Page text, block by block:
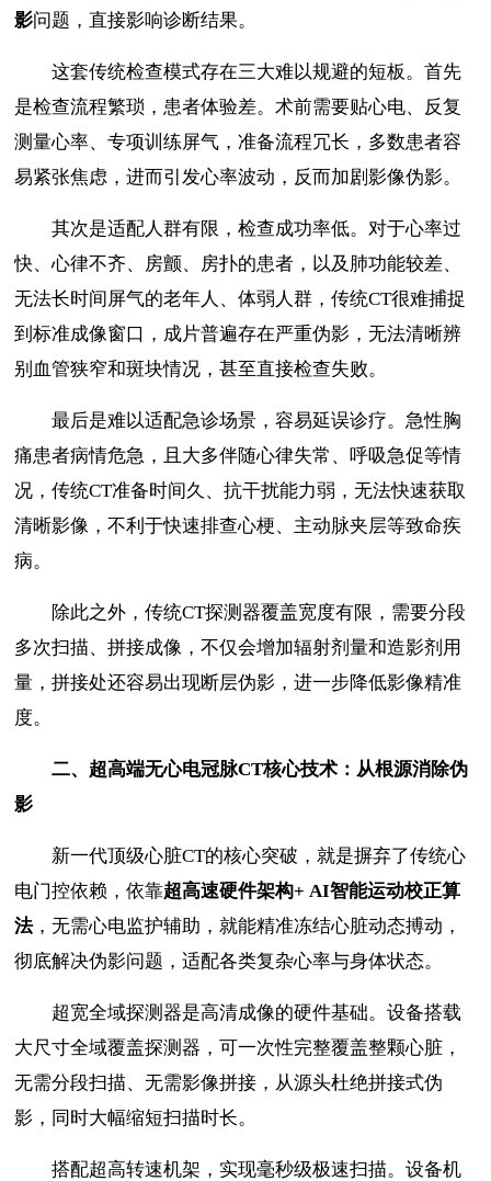
影问题，直接影响诊断结果。
这套传统检查模式存在三大难以规避的短板。首先
是检查流程繁琐，患者体验差。术前需要贴心电、反复
测量心率、专项训练屏气，准备流程冗长，多数患者容
易紧张焦虑，进而引发心率波动，反而加剧影像伪影。
其次是适配人群有限，检查成功率低。对于心率过
快、心律不齐、房颤、房扑的患者，以及肺功能较差、
无法长时间屏气的老年人、体弱人群，传统CT很难捕捉
到标准成像窗口，成片普遍存在严重伪影，无法清晰辨
别血管狭窄和斑块情况，甚至直接检查失败。
最后是难以适配急诊场景，容易延误诊疗。急性胸
痛患者病情危急，且大多伴随心律失常、呼吸急促等情
况，传统CT准备时间久、抗干扰能力弱，无法快速获取
清晰影像，不利于快速排查心梗、主动脉夹层等致命疾
病。
除此之外，传统CT探测器覆盖宽度有限，需要分段
多次扫描、拼接成像，不仅会增加辐射剂量和造影剂用
量，拼接处还容易出现断层伪影，进一步降低影像精准
度。
二、超高端无心电冠脉CT核心技术：从根源消除伪
影
新一代顶级心脏CT的核心突破，就是摒弃了传统心
电门控依赖，依靠超高速硬件架构+ AI智能运动校正算
法，无需心电监护辅助，就能精准冻结心脏动态搏动，
彻底解决伪影问题，适配各类复杂心率与身体状态。
超宽全域探测器是高清成像的硬件基础。设备搭载
大尺寸全域覆盖探测器，可一次性完整覆盖整颗心脏，
无需分段扫描、无需影像拼接，从源头杜绝拼接式伪
影，同时大幅缩短扫描时长。
搭配超高转速机架，实现毫秒级极速扫描。设备机